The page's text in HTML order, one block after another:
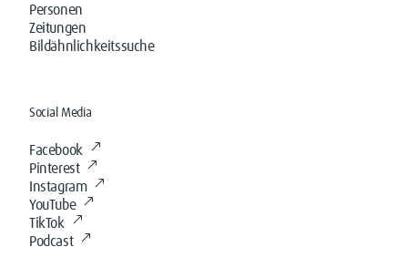
Personen
Zeitungen
Bildähnlichkeitssuche
Social Media
Facebook
Pinterest
Instagram
YouTube
TikTok
Podcast